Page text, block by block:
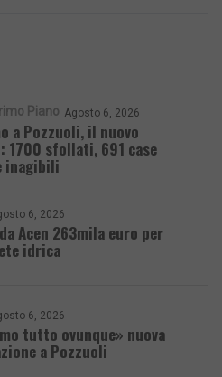
Piano Agosto 6, 2026
a Pozzuoli, il nuovo
1700 sfollati, 691 case
inagibili
6, 2026
Acen 263mila euro per
idrica
6, 2026
tutto ovunque» nuova
a Pozzuoli